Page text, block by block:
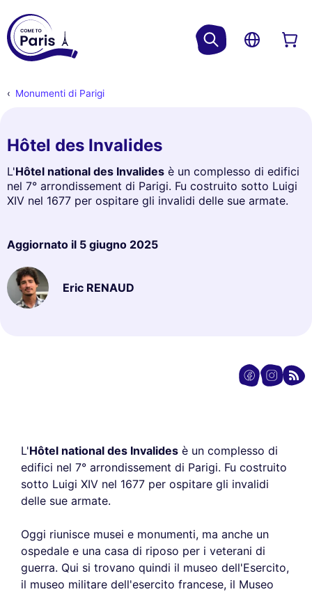
Monumenti di Parigi
Hôtel des Invalides
L'Hôtel national des Invalides è un complesso di edifici
nel 7° arrondissement di Parigi. Fu costruito sotto Luigi
XIV nel 1677 per ospitare gli invalidi delle sue armate.
Aggiornato il 5 giugno 2025
Eric RENAUD
L'Hôtel national des Invalides è un complesso di
edifici nel 7° arrondissement di Parigi. Fu costruito
sotto Luigi XIV nel 1677 per ospitare gli invalidi
delle sue armate.
Oggi riunisce musei e monumenti, ma anche un
ospedale e una casa di riposo per i veterani di
guerra. Qui si trovano quindi il museo dell'Esercito,
il museo militare dell'esercito francese, il Museo